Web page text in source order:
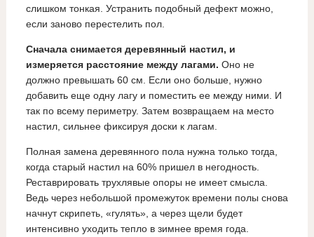
слишком тонкая. Устранить подобный дефект можно,
если заново перестелить пол.
Сначала снимается деревянный настил, и
измеряется расстояние между лагами. Оно не
должно превышать 60 см. Если оно больше, нужно
добавить еще одну лагу и поместить ее между ними. И
так по всему периметру. Затем возвращаем на место
настил, сильнее фиксируя доски к лагам.
Полная замена деревянного пола нужна только тогда,
когда старый настил на 60% пришел в негодность.
Реставрировать трухлявые опоры не имеет смысла.
Ведь через небольшой промежуток времени полы снова
начнут скрипеть, «гулять», а через щели будет
интенсивно уходить тепло в зимнее время года.